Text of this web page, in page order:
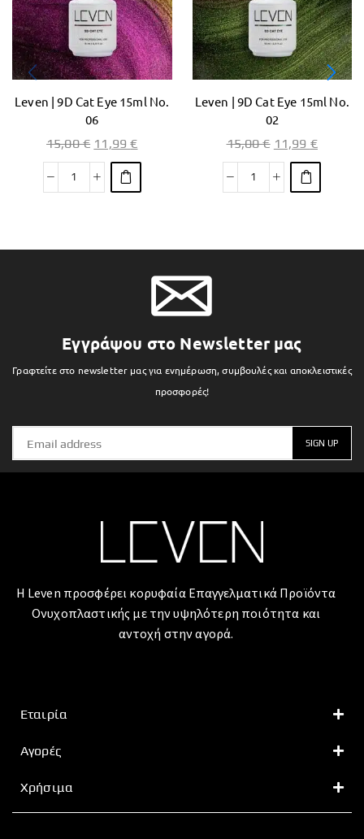
Leven | 9D Cat Eye 15ml No.
06
15,00€ 11,99€
Leven | 9D Cat Eye 15ml No.
02
15,00€ 11,99 €
Εγγράψου στο Newsletter μας
Γραφτείτε στο newsletter μας για ενημέρωση, συμβουλές και αποκλειστικές
προσφορές!
Η Leven προσφέρει κορυφαία Επαγγελματικά Προϊόντα
Ονυχοπλαστικής με την υψηλότερη ποιότητα και
αντοχή στην αγορά.
Εταιρία
Αγορές
Χρήσιμα